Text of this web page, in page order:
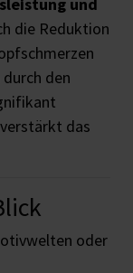
und
die Reduktion
den
das
oder